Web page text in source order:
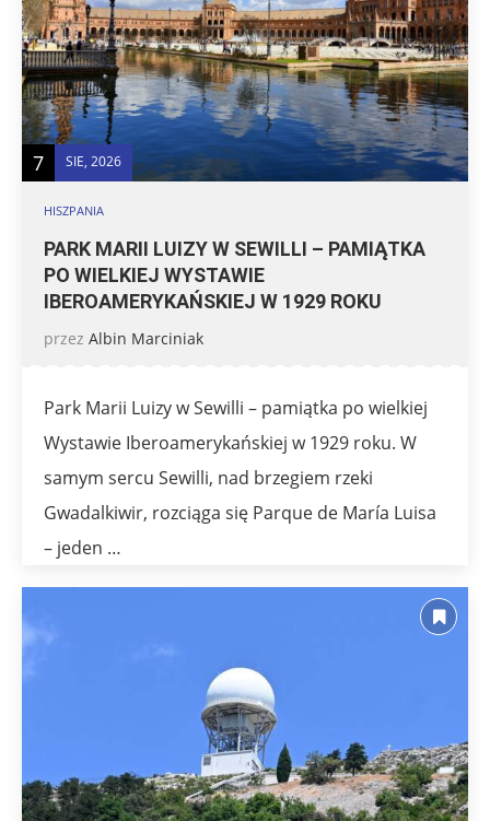
7 SIE, 2026
HISZPANIA
PARK MARII LUIZY W SEWILLI – PAMIĄTKA
PO WIELKIEJ WYSTAWIE
IBEROAMERYKAŃSKIEJ W 1929 ROKU
przez Albin Marciniak
Park Marii Luizy w Sewilli – pamiątka po wielkiej
Wystawie Iberoamerykańskiej w 1929 roku. W
samym sercu Sewilli, nad brzegiem rzeki
Gwadalkiwir, rozciąga się Parque de María Luisa
– jeden …